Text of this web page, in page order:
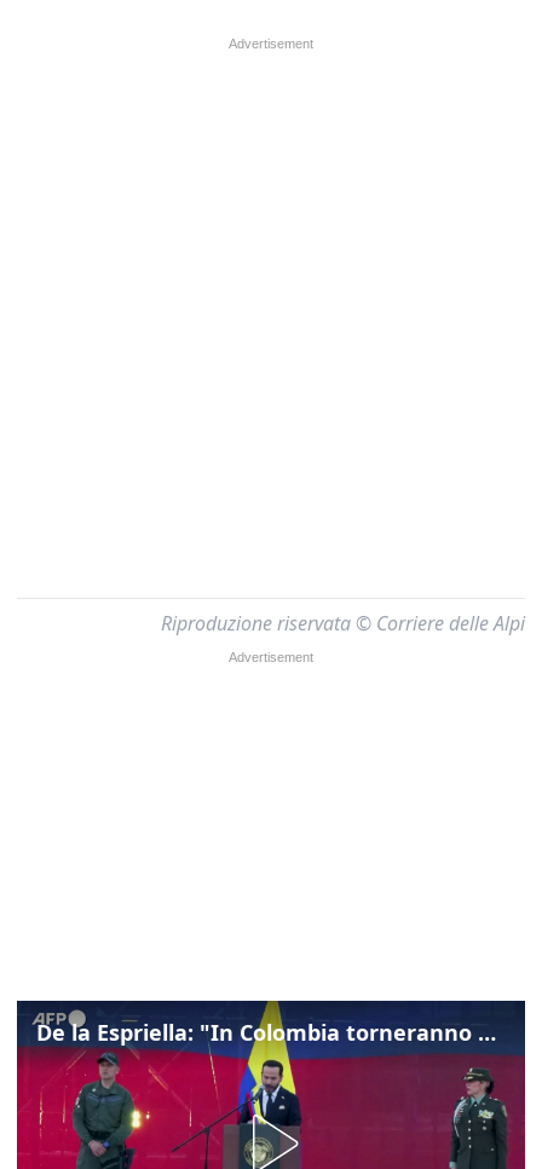
Riproduzione riservata © Corriere delle Alpi
De la Espriella: "In Colombia torneranno ordine, autorità e libertà"